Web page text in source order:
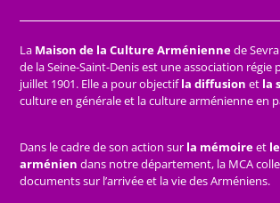
La Maison de la Culture Arméniennede
de la Seine-Saint-Denis est une association régie
juillet 1901. Elle a pour objectifla diffusion et la
culture en générale et la culture arménienne en
Dans le cadre de son action sur la mémoireet
arménien dans notre département, la MCA
documents sur l’arrivée et la vie des Arméniens.